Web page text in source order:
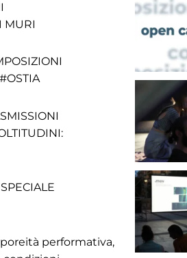
MURI
performativa,